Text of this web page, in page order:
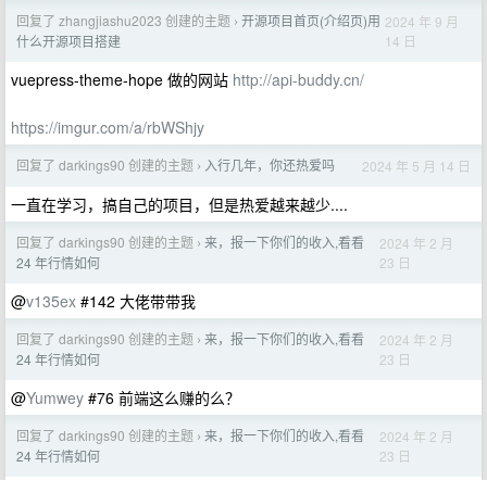
回复了 zhangjiashu2023 创建的主题 › 开源项目首页(介绍页)用
什么开源项目搭建
2024 年 9 月
14 日
vuepress-theme-hope 做的网站 http://api-buddy.cn/
https://imgur.com/a/rbWShjy
回复了 darkings90 创建的主题 › 入行几年，你还热爱吗 2024 年 5 月 14 日
一直在学习，搞自己的项目，但是热爱越来越少....
回复了 darkings90 创建的主题 › 来，报一下你们的收入,看看
24 年行情如何
2024 年 2 月
23 日
@v135ex #142 大佬带带我
回复了 darkings90 创建的主题 › 来，报一下你们的收入,看看
24 年行情如何
2024 年 2 月
23 日
@Yumwey #76 前端这么赚的么？
回复了 darkings90 创建的主题 › 来，报一下你们的收入,看看
24 年行情如何
2024 年 2 月
23 日